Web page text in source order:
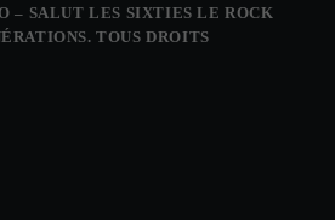
– SALUT LES SIXTIES LE ROCK
TOUS DROITS